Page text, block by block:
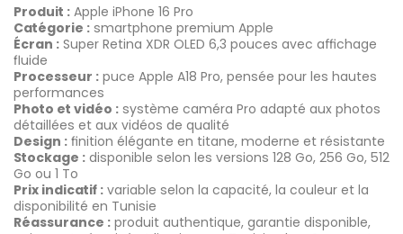
Produit : Apple iPhone 16 Pro
Catégorie : smartphone premium Apple
Écran : Super Retina XDR OLED 6,3 pouces avec affichage
fluide
Processeur : puce Apple A18 Pro, pensée pour les hautes
performances
Photo et vidéo : système caméra Pro adapté aux photos
détaillées et aux vidéos de qualité
Design : finition élégante en titane, moderne et résistante
Stockage : disponible selon les versions 128 Go, 256 Go, 512
Go ou 1 To
Prix indicatif : variable selon la capacité, la couleur et la
disponibilité en Tunisie
Réassurance : produit authentique, garantie disponible,